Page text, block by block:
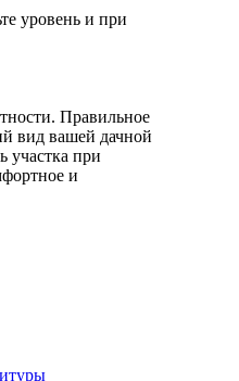
уровень и при
Правильное
вид вашей дачной
участка при
и